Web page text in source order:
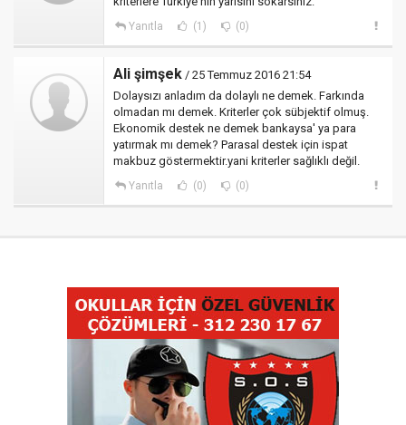
Yanıtla (1) (0)
Ali şimşek / 25 Temmuz 2016 21:54
Dolaysızı anladım da dolaylı ne demek. Farkında
olmadan mı demek. Kriterler çok sübjektif olmuş.
Ekonomik destek ne demek bankaysa' ya para
yatırmak mı demek? Parasal destek için ispat
makbuz göstermektir.yani kriterler sağlıklı değil.
Yanıtla (0) (0)